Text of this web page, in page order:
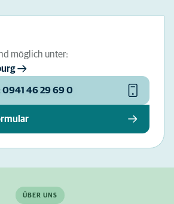
möglich unter:
0941 46 29 69 0
ÜBER UNS